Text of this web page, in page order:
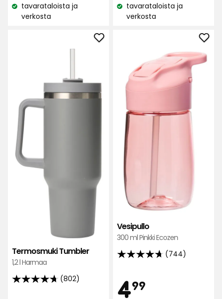
Katso
saatavuus:
tavarataloista ja
verkosta
Katso
saatavuus:
tavarataloista ja
verkosta
Termosmuki Tumbler
1,2 l Harmaa
(802)
4.7
Lisää
suosikkeihin
Vesipullo
300 ml Pinkki Ecozen
(744)
4.7
5:stä,
744
499